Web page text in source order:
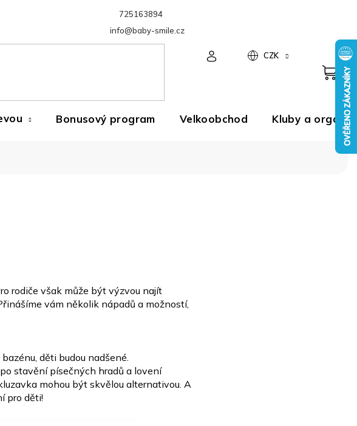
725163894
info@baby-smile.cz
CZK
Bonusový program Velkoobchod Kluby a
rodiče však může být výzvou najít
vám několik nápadů a možností,
děti budou nadšené.
stavění písečných hradů a lovení
mohou být skvělou alternativou. A
pro děti!